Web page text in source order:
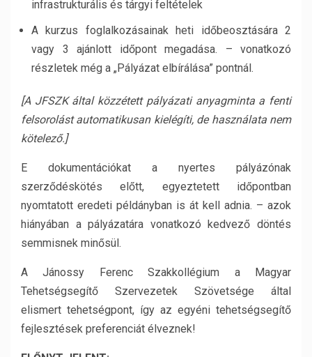
infrastrukturális és tárgyi feltételek
A kurzus foglalkozásainak heti időbeosztására 2
vagy 3 ajánlott időpont megadása. – vonatkozó
részletek még a „Pályázat elbírálása” pontnál.
[A JFSZK által közzétett pályázati anyagminta a fenti
felsorolást automatikusan kielégíti, de használata nem
kötelező.]
E dokumentációkat a nyertes pályázónak
szerződéskötés előtt, egyeztetett időpontban
nyomtatott eredeti példányban is át kell adnia. – azok
hiányában a pályázatára vonatkozó kedvező döntés
semmisnek minősül.
A Jánossy Ferenc Szakkollégium a Magyar
Tehetségsegítő Szervezetek Szövetsége által
elismert tehetségpont, így az egyéni tehetségsegítő
fejlesztések preferenciát élveznek!